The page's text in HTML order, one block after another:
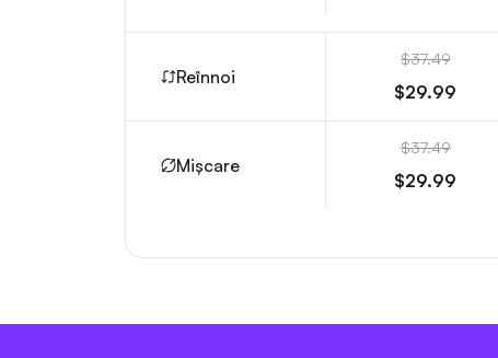
Reînnoi
$37.49
$29.99
Mișcare
$37.49
$29.99